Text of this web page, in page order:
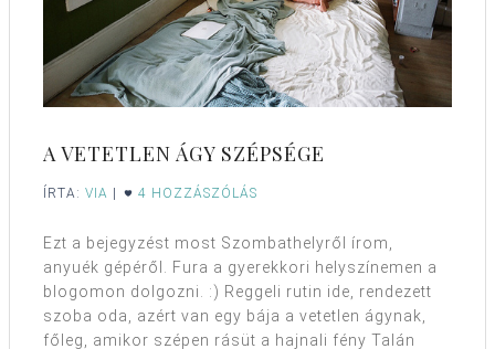
A VETETLEN ÁGY SZÉPSÉGE
ÍRTA: VIA | 4 HOZZÁSZÓLÁS
Ezt a bejegyzést most Szombathelyről írom,
anyuék gépéről. Fura a gyerekkori helyszínemen a
blogomon dolgozni. :) Reggeli rutin ide, rendezett
szoba oda, azért van egy bája a vetetlen ágynak,
főleg, amikor szépen rásüt a hajnali fény Talán